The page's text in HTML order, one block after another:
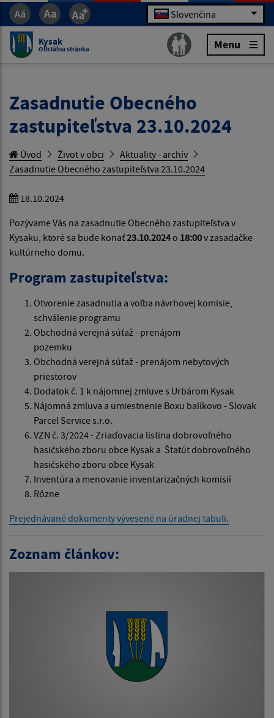
Slovenčina
Kysak
Oficiálna stránka Menu
Zasadnutie Obecného
zastupiteľstva 23.10.2024
Úvod Život v obci
Aktuality - archív
Zasadnutie Obecného zastupiteľstva 23.10.2024
18.10.2024
Pozývame Vás na zasadnutie Obecného zastupiteľstva v
Kysaku, ktoré sa bude konať23.10.2024o 18:00v zasadačke
kultúrneho domu.
Program zastupiteľstva:
Otvorenie zasadnutia a voľba návrhovej komisie,
schválenie programu
Obchodná verejná súťaž - prenájom
pozemku
Obchodná verejná súťaž - prenájom nebytových
priestorov
Dodatok č. 1 k nájomnej zmluve s Urbárom Kysak
Nájomná zmluva a umiestnenie Boxu balíkovo - Slovak
Parcel Service s.r.o.
VZN č. 3/2024 - Zriaďovacia listina dobrovoľného
hasičského zboru obce Kysak a Štatút dobrovoľného
hasičského zboru obce Kysak
Inventúra a menovanie inventarizačných komisií
Rôzne
Prejednávané dokumenty vývesené na úradnej tabuli.
Zoznam článkov: